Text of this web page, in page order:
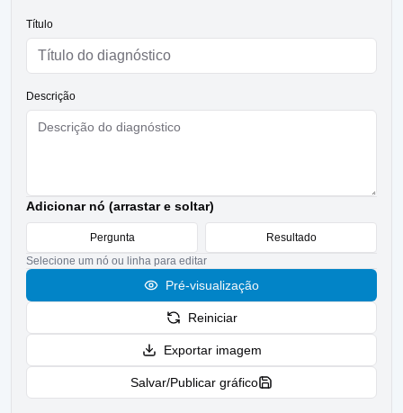
Título
Descrição
Adicionar nó (arrastar e soltar)
Pergunta
Resultado
Selecione um nó ou linha para editar
Pré-visualização
Reiniciar
Exportar imagem
Salvar/Publicar gráfico